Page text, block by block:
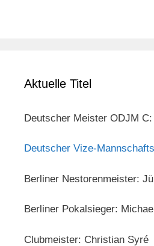
Aktuelle Titel
Deutscher Meister ODJM
Deutscher Vize-
Berliner Nestorenmeister:
Berliner Pokalsieger:
Clubmeister: Christian Syré